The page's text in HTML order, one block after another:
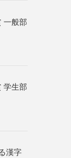
一般部
学生部
漢字